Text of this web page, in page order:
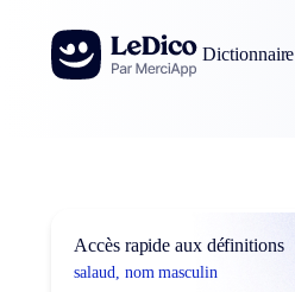
Aller au contenu
Dictionnaire
Accès rapide aux définitions
salaud, nom masculin